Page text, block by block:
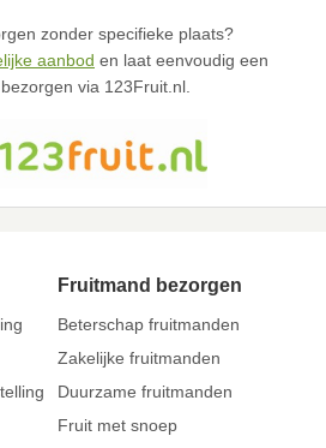
zonder specifieke plaats?
aanbod en laat eenvoudig een
via 123Fruit.nl.
Fruitmand bezorgen
Beterschap fruitmanden
Zakelijke fruitmanden
Duurzame fruitmanden
Fruit met snoep